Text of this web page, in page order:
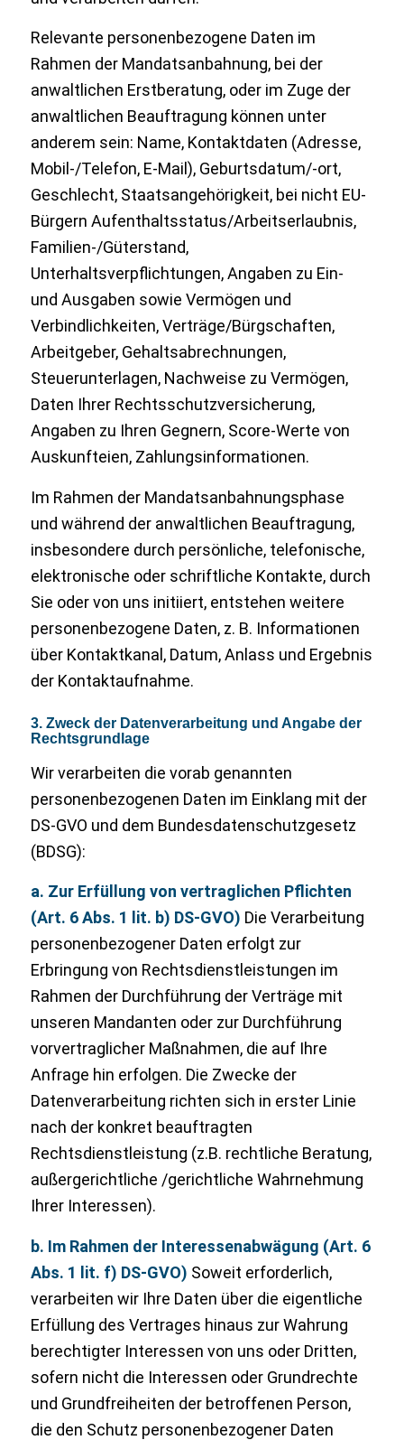
Relevante personenbezogene Daten im
Rahmen der Mandatsanbahnung, bei der
anwaltlichen Erstberatung, oder im Zuge der
anwaltlichen Beauftragung können unter
anderem sein: Name, Kontaktdaten (Adresse,
Mobil-/Telefon, E-Mail), Geburtsdatum/-ort,
Geschlecht, Staatsangehörigkeit, bei nicht EU-
Bürgern Aufenthaltsstatus/Arbeitserlaubnis,
Familien-/Güterstand,
Unterhaltsverpflichtungen, Angaben zu Ein-
und Ausgaben sowie Vermögen und
Verbindlichkeiten, Verträge/Bürgschaften,
Arbeitgeber, Gehaltsabrechnungen,
Steuerunterlagen, Nachweise zu Vermögen,
Daten Ihrer Rechtsschutzversicherung,
Angaben zu Ihren Gegnern, Score-Werte von
Auskunfteien, Zahlungsinformationen.
Im Rahmen der Mandatsanbahnungsphase
und während der anwaltlichen Beauftragung,
insbesondere durch persönliche, telefonische,
elektronische oder schriftliche Kontakte, durch
Sie oder von uns initiiert, entstehen weitere
personenbezogene Daten, z. B. Informationen
über Kontaktkanal, Datum, Anlass und Ergebnis
der Kontaktaufnahme.
3. Zweck der Datenverarbeitung und Angabe der
Rechtsgrundlage
Wir verarbeiten die vorab genannten
personenbezogenen Daten im Einklang mit der
DS-GVO und dem Bundesdatenschutzgesetz
(BDSG):
a. Zur Erfüllung von vertraglichen Pflichten
(Art. 6 Abs. 1 lit. b) DS-GVO) Die Verarbeitung
personenbezogener Daten erfolgt zur
Erbringung von Rechtsdienstleistungen im
Rahmen der Durchführung der Verträge mit
unseren Mandanten oder zur Durchführung
vorvertraglicher Maßnahmen, die auf Ihre
Anfrage hin erfolgen. Die Zwecke der
Datenverarbeitung richten sich in erster Linie
nach der konkret beauftragten
Rechtsdienstleistung (z.B. rechtliche Beratung,
außergerichtliche /gerichtliche Wahrnehmung
Ihrer Interessen).
b. Im Rahmen der Interessenabwägung (Art. 6
Abs. 1 lit. f) DS-GVO) Soweit erforderlich,
verarbeiten wir Ihre Daten über die eigentliche
Erfüllung des Vertrages hinaus zur Wahrung
berechtigter Interessen von uns oder Dritten,
sofern nicht die Interessen oder Grundrechte
und Grundfreiheiten der betroffenen Person,
die den Schutz personenbezogener Daten